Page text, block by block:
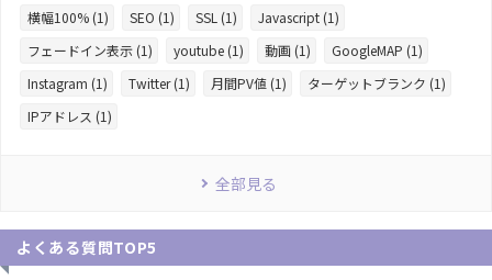
横幅100% (1)
SEO (1) SSL (1)
Javascript (1)
フェードイン表示 (1)
youtube (1) 動画 (1)
GoogleMAP (1)
Instagram (1)
Twitter (1) 月間PV値 (1)
ターゲットブランク (1)
IPアドレス (1)
全部見る
よくある質問TOP5